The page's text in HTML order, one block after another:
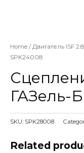
Home / Двигатель ISF 2.8
SPK24008
ГАЗель-
SKU: SPK28008
Related